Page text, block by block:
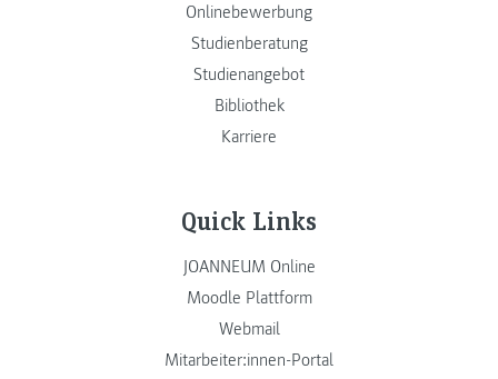
Onlinebewerbung
Studienberatung
Studienangebot
Bibliothek
Karriere
Quick Links
JOANNEUM Online
Moodle Plattform
Webmail
Mitarbeiter:innen-Portal